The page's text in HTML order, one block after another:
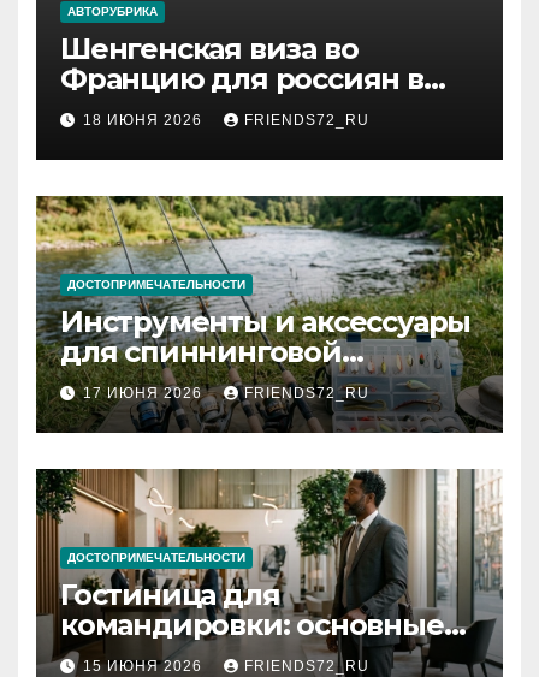
АВТОРУБРИКА
Шенгенская виза во
Францию для россиян в
2026 году: сроки от 3 дней
и список необходимых
документов
18 ИЮНЯ 2026 FRIENDS72_RU
ДОСТОПРИМЕЧАТЕЛЬНОСТИ
Инструменты и аксессуары
для спиннинговой
рыбалки: назначение и
типы
17 ИЮНЯ 2026 FRIENDS72_RU
ДОСТОПРИМЕЧАТЕЛЬНОСТИ
Гостиница для
командировки: основные
критерии выбора
15 ИЮНЯ 2026 FRIENDS72_RU